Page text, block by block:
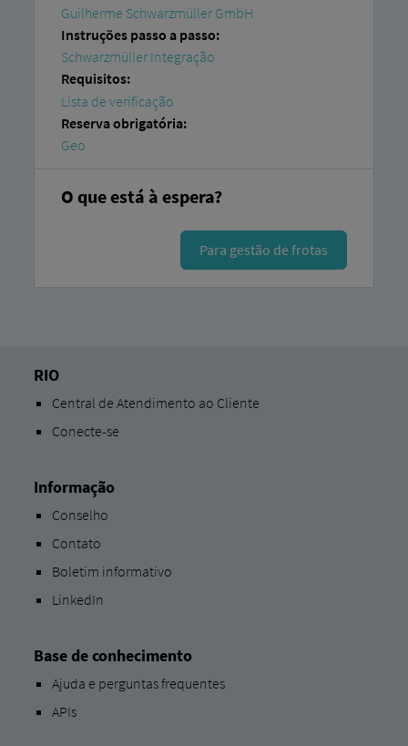
Guilherme Schwarzmüller GmbH
Instruções passo a passo:
Schwarzmüller Integração
Requisitos:
Lista de verificação
Reserva obrigatória:
Geo
O que está à espera?
Para gestão de frotas
RIO
Central de Atendimento ao Cliente
Conecte-se
Informação
Conselho
Contato
Boletim informativo
LinkedIn
Base de conhecimento
Ajuda e perguntas frequentes
APIs